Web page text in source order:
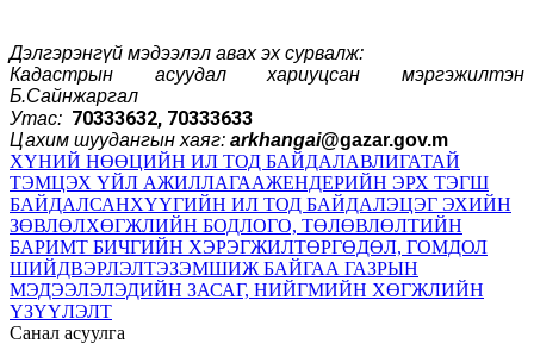
Дэлгэрэнгүй мэдээлэл авах эх сурвалж:
Кадастрын асуудал хариуцсан мэргэжилтэн
Б.Сайнжаргал
Утас: 70333632, 70333633
Цахим шуудангын хаяг: arkhangai@gazar.gov.m
ХҮНИЙ НӨӨЦИЙН ИЛ ТОД БАЙДАЛАВЛИГАТАЙ
ТЭМЦЭХ ҮЙЛ АЖИЛЛАГААЖЕНДЕРИЙН ЭРХ ТЭГШ
БАЙДАЛСАНХҮҮГИЙН ИЛ ТОД БАЙДАЛЭЦЭГ ЭХИЙН
ЗӨВЛӨЛХӨГЖЛИЙН БОДЛОГО, ТӨЛӨВЛӨЛТИЙН
БАРИМТ БИЧГИЙН ХЭРЭГЖИЛТӨРГӨДӨЛ, ГОМДОЛ
ШИЙДВЭРЛЭЛТЭЗЭМШИЖ БАЙГАА ГАЗРЫН
МЭДЭЭЛЭЛЭДИЙН ЗАСАГ, НИЙГМИЙН ХӨГЖЛИЙН
ҮЗҮҮЛЭЛТ
Санал асуулга